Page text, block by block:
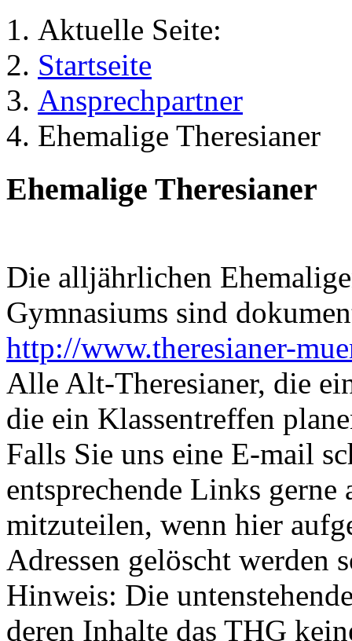
Aktuelle Seite:
Startseite
Ansprechpartner
Ehemalige Theresianer
Ehemalige Theresianer
Die alljährlichen
Gymnasiums sind
http://www.theresianer-
Alle Alt-Theresianer, die
die ein Klassentreffen
Falls Sie uns eine E-mail
entsprechende Links
mitzuteilen, wenn hier
Adressen gelöscht werden
Hinweis: Die
deren Inhalte das THG